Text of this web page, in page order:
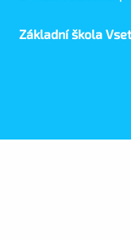
Základní škola